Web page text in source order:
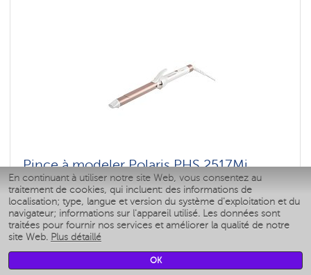
En continuant à utiliser notre site Web, vous consentez au
traitement de cookies, qui incluent: des informations de
localisation; type, langue et version du système d'exploitation et du
navigateur; informations sur l'appareil utilisé. Les données sont
traitées pour fournir nos services et améliorer la qualité de notre
site Web. Plus détaillé
OK
Pince à modeler Polaris PHS 2517Mi
: 4
Couleur: белый-розовое золото
Puissance, W: 45 W
Assister à